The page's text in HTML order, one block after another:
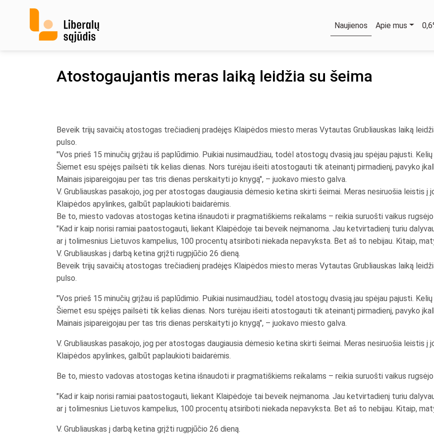
Naujienos Apie mus
Atostogaujantis meras laiką leidžia su šeima
Beveik trijų savaičių atostogas trečiadienį pradėjęs Klaipėdos miesto meras Vytautas Grubliauskas laiką
pulso.
"Vos prieš 15 minučių grįžau iš paplūdimio. Puikiai nusimaudžiau, todėl atostogų dvasią jau spėjau pajusti.
Šiemet esu spėjęs pailsėti tik kelias dienas. Nors turėjau išeiti atostogauti tik ateinantį pirmadienį, pavyko
Mainais įsipareigojau per tas tris dienas perskaityti jo knygą", – juokavo miesto galva.
V. Grubliauskas pasakojo, jog per atostogas daugiausia dėmesio ketina skirti šeimai. Meras nesiruošia leistis
Klaipėdos apylinkes, galbūt paplaukioti baidarėmis.
Be to, miesto vadovas atostogas ketina išnaudoti ir pragmatiškiems reikalams – reikia suruošti vaikus rugsėjo
"Kad ir kaip norisi ramiai paatostogauti, liekant Klaipėdoje tai beveik neįmanoma. Jau ketvirtadienį turiu
ar į tolimesnius Lietuvos kampelius, 100 procentų atsiriboti niekada nepavyksta. Bet aš to nebijau. Kitaip,
V. Grubliauskas į darbą ketina grįžti rugpjūčio 26 dieną.
Beveik trijų savaičių atostogas trečiadienį pradėjęs Klaipėdos miesto meras Vytautas Grubliauskas laiką
pulso.
"Vos prieš 15 minučių grįžau iš paplūdimio. Puikiai nusimaudžiau, todėl atostogų dvasią jau spėjau pajusti.
Šiemet esu spėjęs pailsėti tik kelias dienas. Nors turėjau išeiti atostogauti tik ateinantį pirmadienį, pavyko
Mainais įsipareigojau per tas tris dienas perskaityti jo knygą", – juokavo miesto galva.
V. Grubliauskas pasakojo, jog per atostogas daugiausia dėmesio ketina skirti šeimai. Meras nesiruošia leistis
Klaipėdos apylinkes, galbūt paplaukioti baidarėmis.
Be to, miesto vadovas atostogas ketina išnaudoti ir pragmatiškiems reikalams – reikia suruošti vaikus rugsėjo
"Kad ir kaip norisi ramiai paatostogauti, liekant Klaipėdoje tai beveik neįmanoma. Jau ketvirtadienį turiu
ar į tolimesnius Lietuvos kampelius, 100 procentų atsiriboti niekada nepavyksta. Bet aš to nebijau. Kitaip,
V. Grubliauskas į darbą ketina grįžti rugpjūčio 26 dieną.